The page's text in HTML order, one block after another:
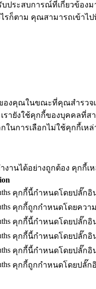
บประสบการณ์ที่เกี่ยวข้อ
ก็ตาม คุณสามารถเข้าไ
งคุณในขณะที่คุณสำรวจ
ายังใช้คุกกี้ของบุคคลที่ส
นการเลือกไม่ใช้คุกกี้เห
ำงานได้อย่างถูกต้อง คุ
คุกกี้นี้กำหนดโดยปลั๊กอิ
คุกกี้ถูกกำหนดโดยควา
คุกกี้นี้กำหนดโดยปลั๊กอิ
คุกกี้นี้กำหนดโดยปลั๊กอิ
คุกกี้นี้กำหนดโดยปลั๊กอิ
คุกกี้ถูกกำหนดโดยปลั๊ก